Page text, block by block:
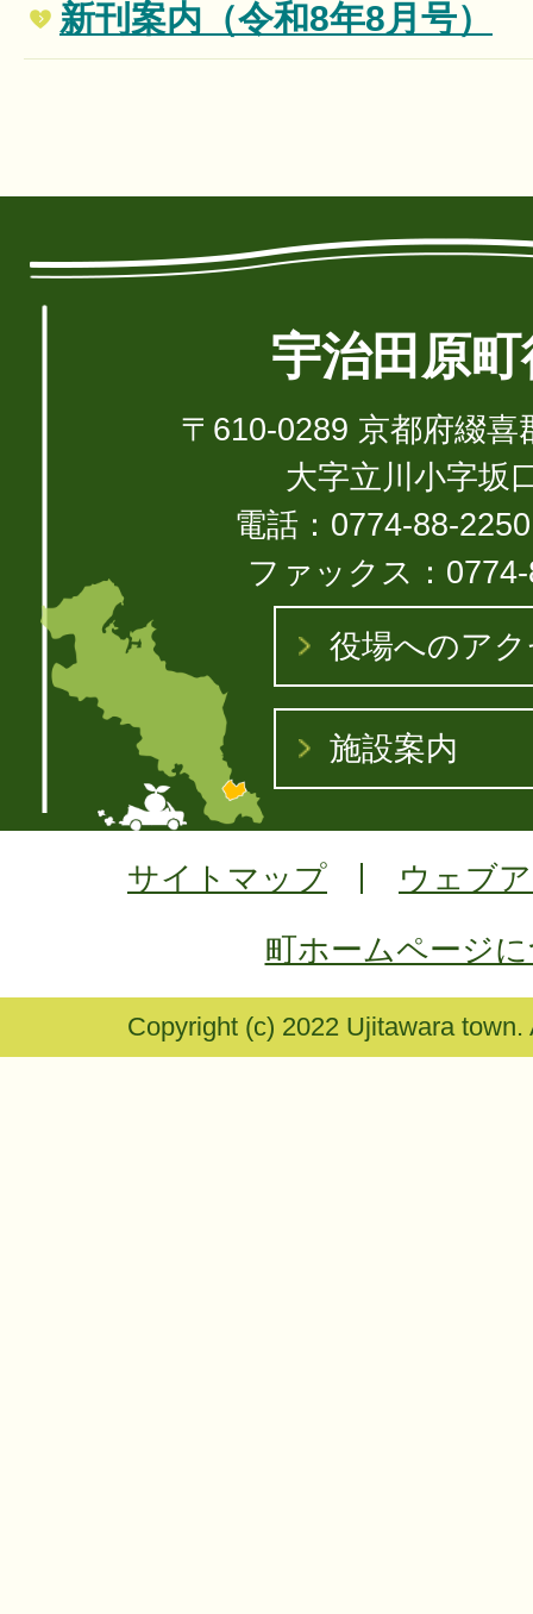
新刊案内（令和8年8月号）
宇治田原
〒610-0289 京都府綴喜
大字立川小字坂
電話：0774-88-
ファックス：
役場へのア
施設案内
サイトマップ
ウェブ
町ホームページ
Copyright (c) 2022 Ujitawara